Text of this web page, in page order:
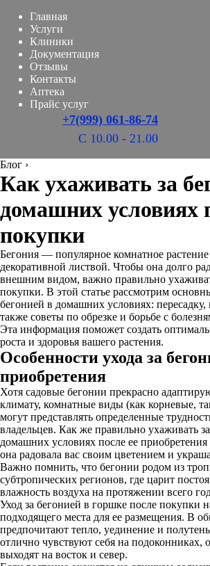
Главная
Услуги
Клиники
Документация
Отзывы
Контакты
Аптека
Прайс услуг
+7(999) 061-86-74
С 10.00 - 21.00
Блог ›
Как ухаживать за
домашних условиях
покупки
Бегония — популярное комнатное
декоративной листвой. Чтобы она долго
внешним видом, важно правильно
покупки. В этой статье рассмотрим
бегонией в домашних условиях: пересадку,
также советы по обрезке и борьбе с
Эта информация поможет создать
роста и здоровья вашего растения.
Особенности ухода за
приобретения
Хотя садовые бегонии прекрасно
климату, комнатные виды (как корневые,
могут представлять определенные
владельцев. Как же правильно ухаживать
домашних условиях после ее
она радовала вас своим цветением и
Важно помнить, что бегонии родом из
субтропических регионов, где царит
влажность воздуха на протяжении всего
Уход за бегонией в горшке после покупки
подходящего места для ее размещения. В
предпочитают тепло, уединение и
отлично чувствуют себя на подоконниках,
выходят на восток и север.